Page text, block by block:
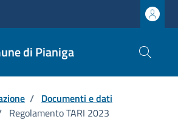
di Pianiga
/ Documenti e dati
Regolamento TARI 2023